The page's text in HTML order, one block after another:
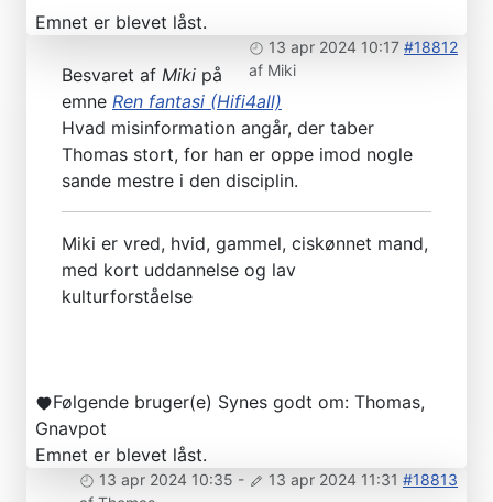
Emnet er blevet låst.
13 apr 2024 10:17 #18812
af Miki
Besvaret af Miki på
emne Ren fantasi (Hifi4all)
Hvad misinformation angår, der taber
Thomas stort, for han er oppe imod nogle
sande mestre i den disciplin.
Miki er vred, hvid, gammel, ciskønnet mand,
med kort uddannelse og lav
kulturforståelse
Følgende bruger(e) Synes godt om: Thomas,
Gnavpot
Emnet er blevet låst.
13 apr 2024 10:35 - 13 apr 2024 11:31 #18813